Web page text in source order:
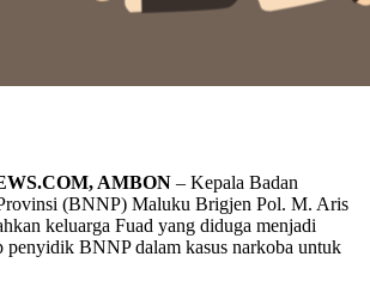
AMBON – Kepala Badan
(BNNP) Maluku Brigjen Pol. M. Aris
keluarga Fuad yang diduga menjadi
penyidik BNNP dalam kasus narkoba untuk